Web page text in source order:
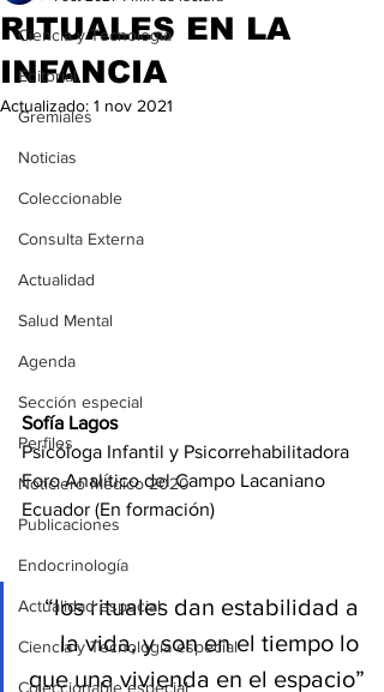
Ciencia y Tecnología
Editorial
Gremiales
Noticias
Coleccionable
Consulta Externa
Actualidad
Salud Mental
Agenda
Sección especial
Perfiles
Noticiero Médico 2020
Publicaciones
Endocrinología
Actualidad especial
Ciencia y Tecnología especial
Coleccionable especial
RITUALES EN LA
INFANCIA
Actualizado: 1 nov 2021
Sofía Lagos
Psicóloga Infantil y Psicorrehabilitadora
Foro Analítico del Campo Lacaniano
Ecuador (En formación)
“los rituales dan estabilidad a
la vida, y son en el tiempo lo
que una vivienda en el espacio”